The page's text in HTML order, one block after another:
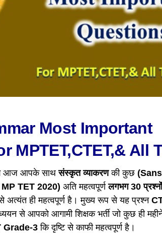
Most Important
MPTET,CTET,& All
आज आपके साथ संस्कृत व्याकरणकी कुछ
TET 2020) अति महत्वपूर्णलगभग 30 प्रश्नों
अत्यंत ही महत्वपूर्ण है। मुख्य रूप से यह प्रश्न
से आपको आगामी शिक्षक भर्ती जो कुछ ही
Grade-3 कि दृष्टि से काफी महत्वपूर्ण है।